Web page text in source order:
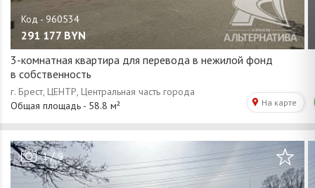
291 177 BYN
3-комнатная квартира для перевода в нежилой фонд
в собственность
1/9